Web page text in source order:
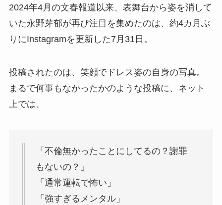
2024年4月の文春報道以来、表舞台から姿を消して
いた永野芽郁が再び注目を集めたのは、約4カ月ぶ
りにInstagramを更新した7月31日。
投稿されたのは、笑顔でドレス姿の自身の写真。
まるで何事もなかったかのような投稿に、ネット
上では、
「不倫無かったことにしてるの？謝罪
もないの？」
「通常運転で怖い」
「強すぎるメンタル」